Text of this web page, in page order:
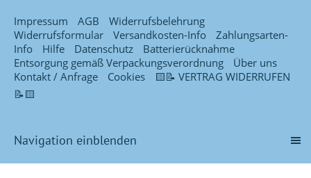
Impressum AGB
Widerrufsbelehrung
Widerrufsformular
Versandkosten-Info
Zahlungsarten-
Info
Hilfe Datenschutz
Batterierücknahme
Entsorgung gemäß Verpackungsverordnung
Über uns
Kontakt / Anfrage
Cookies
🟨📝 VERTRAG WIDERRUFEN
📝🟨
Navigation einblenden